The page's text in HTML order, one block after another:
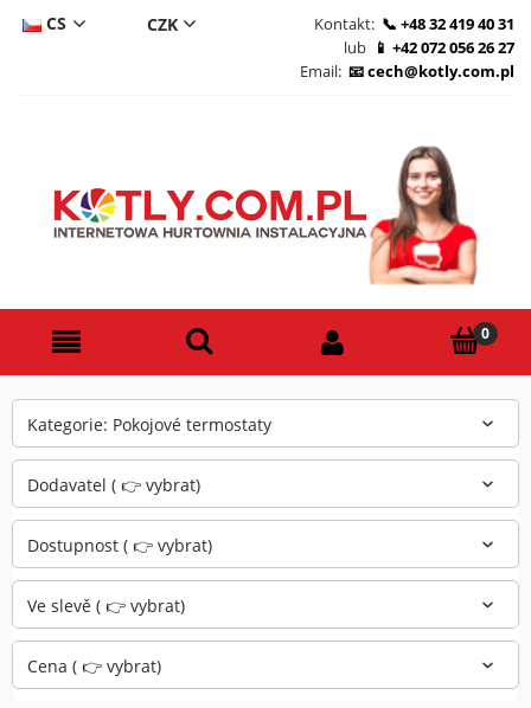
CS
Kontakt:
+48 32 419 40 31
lub
+42 072 056 26 27
Email:
cech@kotly.com.pl
Kategorie: Pokojové termostaty
Dodavatel ( 👉 vybrat)
Dostupnost ( 👉 vybrat)
Cena ( 👉 vybrat)
Ve slevě ( 👉 vybrat)